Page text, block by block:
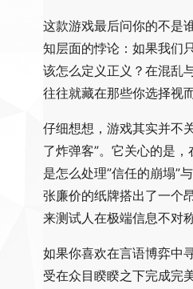
这款游戏最后问你的不是
知层面的悖论：如果我们
该怎么定义正义？在混乱
往往就藏在那些你选择视
仔细想想，游戏其实并不
了炸弹客”。它关心的是
是怎么处理”信任的崩塌”
张廉价的纸牌搭出了一个
来测试人在极端信息不对
如果你喜欢在言语博弈中
受在众目睽睽之下完成完